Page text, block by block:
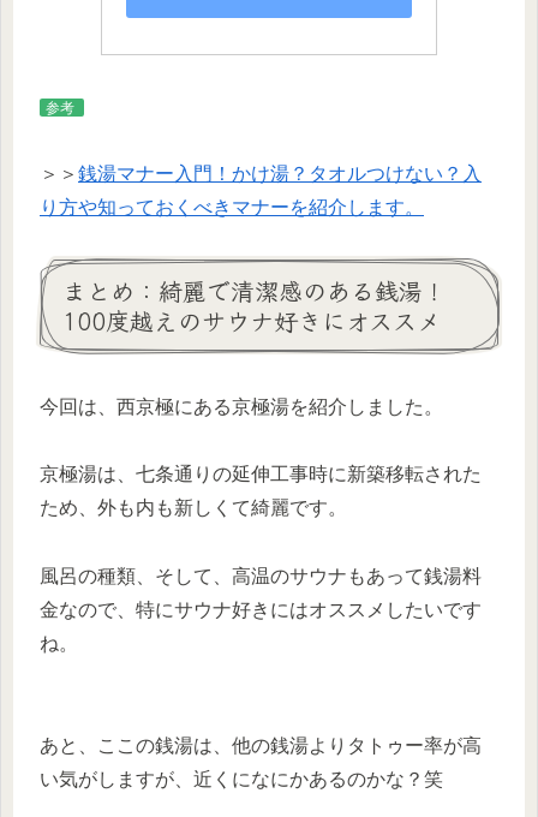
参考
＞＞ 銭湯マナー入門！かけ湯？タオルつけない？入
り方や知っておくべきマナーを紹介します。
まとめ：綺麗で清潔感のある銭湯！
100度越えのサウナ好きにオススメ
今回は、西京極にある京極湯を紹介しました。
京極湯は、七条通りの延伸工事時に新築移転された
ため、外も内も新しくて綺麗です。
風呂の種類、そして、高温のサウナもあって銭湯料
金なので、特にサウナ好きにはオススメしたいです
ね。
あと、ここの銭湯は、他の銭湯よりタトゥー率が高
い気がしますが、近くになにかあるのかな？笑